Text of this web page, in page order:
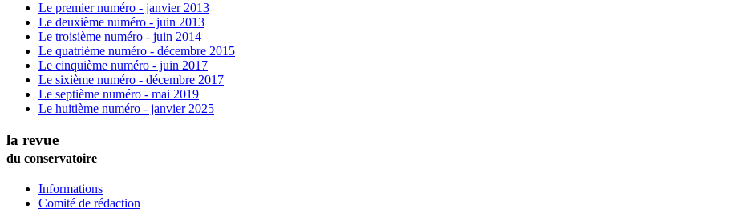
Le premier numéro - janvier 2013
Le deuxième numéro - juin 2013
Le troisième numéro - juin 2014
Le quatrième numéro - décembre 2015
Le cinquième numéro - juin 2017
Le sixième numéro - décembre 2017
Le septième numéro - mai 2019
Le huitième numéro - janvier 2025
la revue
du conservatoire
Informations
Comité de rédaction